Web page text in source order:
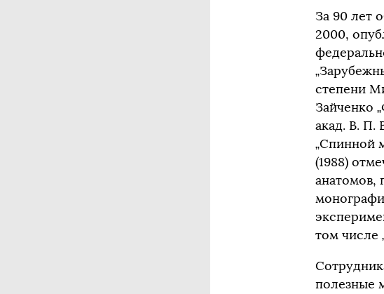
За 90 лет
2000,
степени
Зайченко
акад. В. П.
„Спинной
(1988)
анатомов,
том числе
полезные